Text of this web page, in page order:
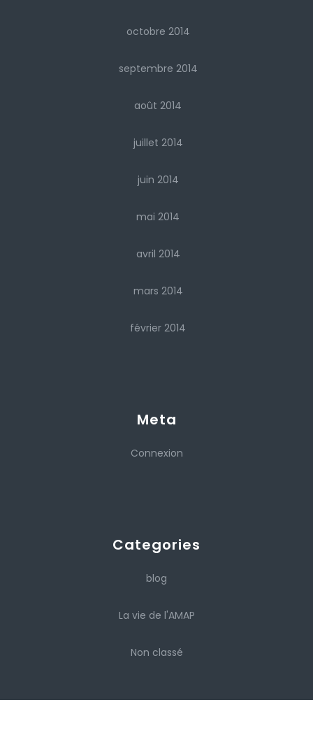
octobre 2014
septembre 2014
août 2014
juillet 2014
juin 2014
mai 2014
avril 2014
mars 2014
février 2014
Meta
Connexion
Categories
blog
La vie de l'AMAP
Non classé